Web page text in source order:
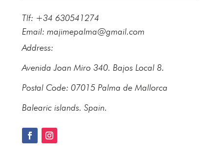
Tlf: +34 630541274
Email: majimepalma@gmail.com
Address:
Avenida Joan Miro 340. Bajos Local 8.
Postal Code: 07015 Palma de Mallorca
Balearic islands. Spain.